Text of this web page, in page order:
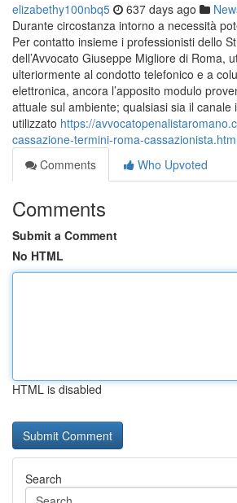
elizabethy100nbq5 637 days ago
Durante circostanza intorno a necessità
Per contatto insieme i professionisti dello
dell’Avvocato Giuseppe Migliore di Roma,
ulteriormente al condotto telefonico e a
elettronica, ancora l’apposito modulo
attuale sul ambiente; qualsiasi sia il canale
utilizzato https://
cassazione-termini-roma-cassazionista.html
Comments
Who Upvoted
Comments
Submit a Comment
No HTML
HTML is disabled
Search